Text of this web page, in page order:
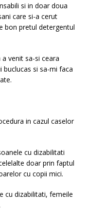
si in doar doua
care si-a cerut
bon pretul detergentul
venit sa-si ceara
si sa-mi faca
in cazul caselor
cu dizabilitati
doar prin faptul
cu copii mici.
cu dizabilitati, femeile